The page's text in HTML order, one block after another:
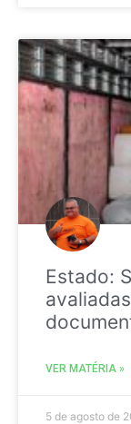
Estado:
VER MATÉRIA »
5 de agosto de